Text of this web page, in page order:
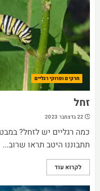
חרקים ופרוקי רגליים
זחל
22 בדצמבר 2023
כמה רגליים יש לזחל?
תתבוננו היטב תראו שרוב...
לקרוא עוד